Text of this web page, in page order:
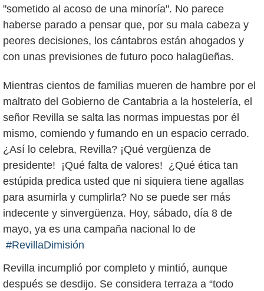
"sometido al acoso de una minoría". No parece
haberse parado a pensar que, por su mala cabeza y
peores decisiones, los cántabros están ahogados y
con unas previsiones de futuro poco halagüeñas.
Mientras cientos de familias mueren de hambre por el
maltrato del Gobierno de Cantabria a la hostelería, el
señor Revilla se salta las normas impuestas por él
mismo, comiendo y fumando en un espacio cerrado.
¿Así lo celebra, Revilla? ¡Qué vergüenza de
presidente! ¡Qué falta de valores! ¿Qué ética tan
estúpida predica usted que ni siquiera tiene agallas
para asumirla y cumplirla? No se puede ser más
indecente y sinvergüenza. Hoy, sábado, día 8 de
mayo, ya es una campaña nacional lo de
#RevillaDimisión
Revilla incumplió por completo y mintió, aunque
después se desdijo. Se considera terraza a “todo